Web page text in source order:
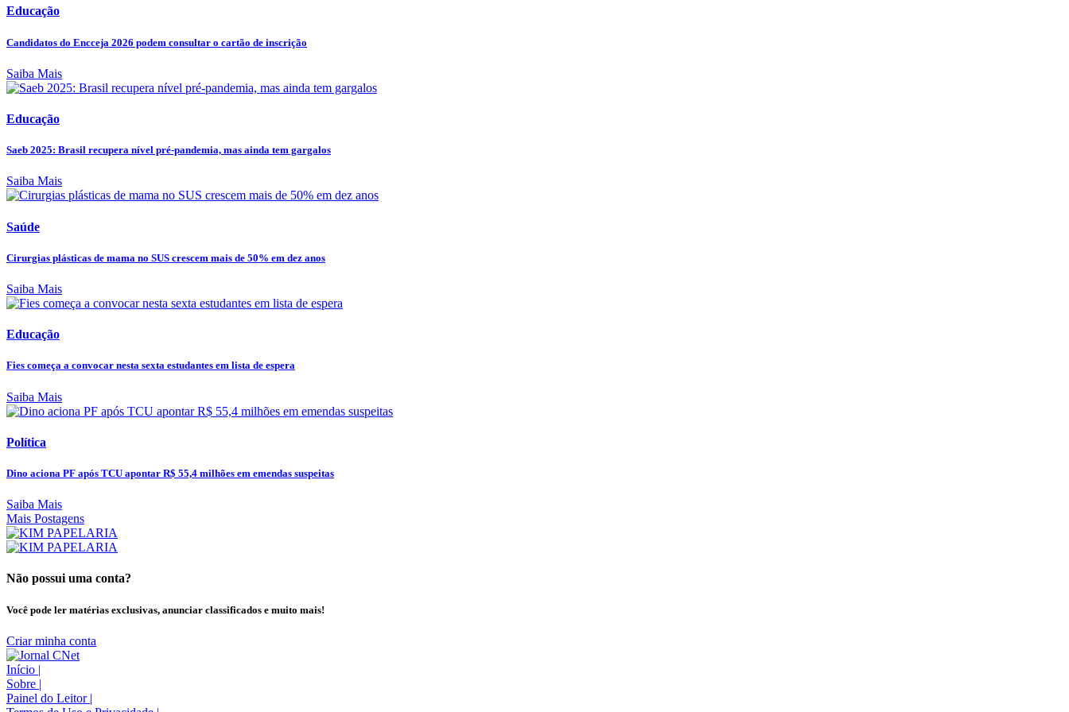
Educação
Candidatos do Encceja 2026 podem consultar o cartão de inscrição
Saiba Mais
Educação
Saeb 2025: Brasil recupera nível pré-pandemia, mas ainda tem gargalos
Saiba Mais
Saúde
Cirurgias plásticas de mama no SUS crescem mais de 50% em dez anos
Saiba Mais
Educação
Fies começa a convocar nesta sexta estudantes em lista de espera
Saiba Mais
Política
Dino aciona PF após TCU apontar R$ 55,4 milhões em emendas suspeitas
Saiba Mais
Mais Postagens
Não possui uma conta?
Você pode ler matérias exclusivas, anunciar classificados e muito mais!
Criar minha conta
Início |
Sobre |
Painel do Leitor |